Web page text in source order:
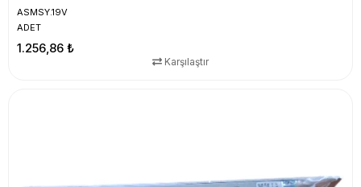
ASMSY.19V
ADET
1.256,86 ₺
Karşılaştır